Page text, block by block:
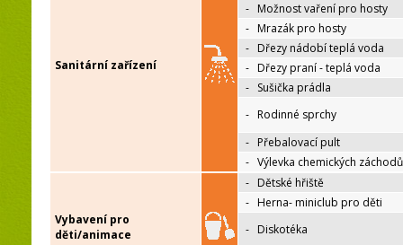
Sanitární zařízení
- Možnost vaření pro hosty
- Mrazák pro hosty
- Dřezy nádobí teplá voda
- Dřezy praní - teplá voda
- Sušička prádla
- Rodinné sprchy
- Přebalovací pult
- Výlevka chemických záchodů
Vybavení pro
děti/animace
- Dětské hřiště
- Herna- miniclub pro děti
- Diskotéka